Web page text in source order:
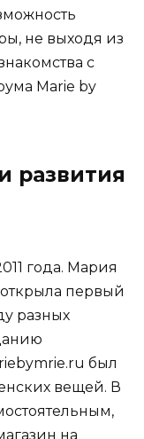
не выходя из
с
Marie by
развития
года. Мария
первый
разных
был
вещей. В
на